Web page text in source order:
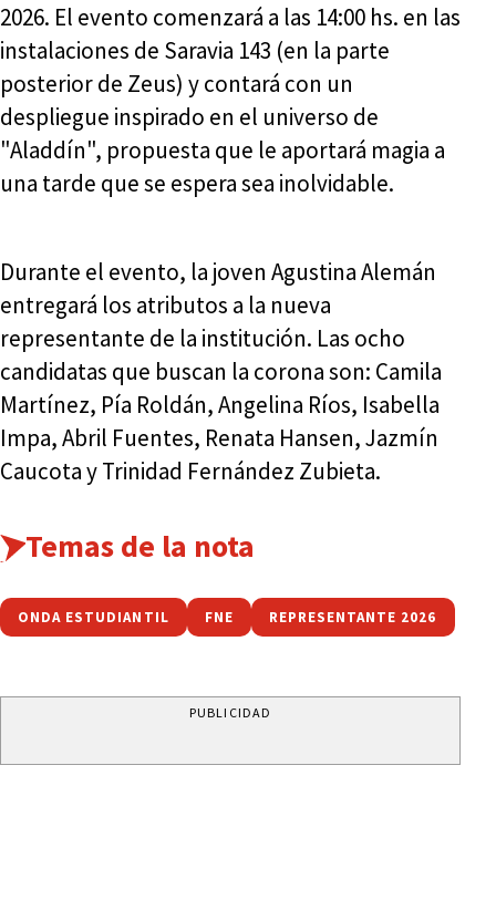
2026. El evento comenzará a las 14:00 hs. en las
instalaciones de Saravia 143 (en la parte
posterior de Zeus) y contará con un
despliegue inspirado en el universo de
"Aladdín", propuesta que le aportará magia a
una tarde que se espera sea inolvidable.
Durante el evento, la joven Agustina Alemán
entregará los atributos a la nueva
representante de la institución. Las ocho
candidatas que buscan la corona son: Camila
Martínez, Pía Roldán, Angelina Ríos, Isabella
Impa, Abril Fuentes, Renata Hansen, Jazmín
Caucota y Trinidad Fernández Zubieta.
Temas de la nota
ONDA ESTUDIANTIL FNE REPRESENTANTE 2026
PUBLICIDAD